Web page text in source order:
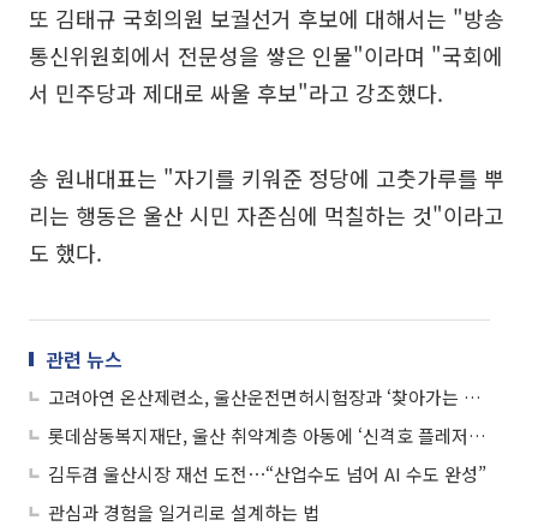
또 김태규 국회의원 보궐선거 후보에 대해서는 "방송
통신위원회에서 전문성을 쌓은 인물"이라며 "국회에
서 민주당과 제대로 싸울 후보"라고 강조했다.
송 원내대표는 "자기를 키워준 정당에 고춧가루를 뿌
리는 행동은 울산 시민 자존심에 먹칠하는 것"이라고
도 했다.
관련 뉴스
고려아연 온산제련소, 울산운전면허시험장과 ‘찾아가는 이동민원 서비스’ 운영
롯데삼동복지재단, 울산 취약계층 아동에 ‘신격호 플레저박스’ 지원
김두겸 울산시장 재선 도전⋯“산업수도 넘어 AI 수도 완성”
관심과 경험을 일거리로 설계하는 법